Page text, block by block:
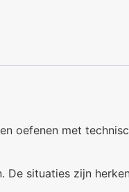
oefenen met
De situaties zijn